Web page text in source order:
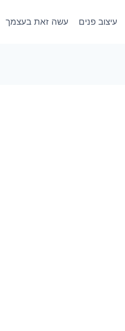
עיצוב פנים עשה זאת בעצמך